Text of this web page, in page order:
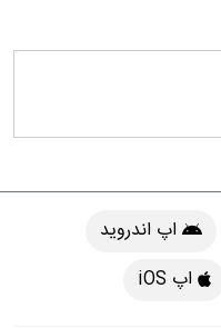
اپ اندروید
اپ iOS